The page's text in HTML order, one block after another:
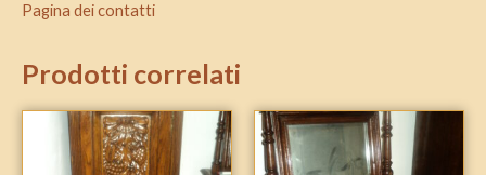
Pagina dei contatti
Prodotti correlati